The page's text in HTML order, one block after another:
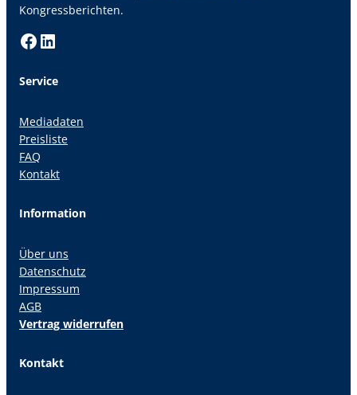
Kongressberichten.
Facebook LinkedIn
Service
Mediadaten
Preisliste
FAQ
Kontakt
Information
Über uns
Datenschutz
Impressum
AGB
Vertrag widerrufen
Kontakt